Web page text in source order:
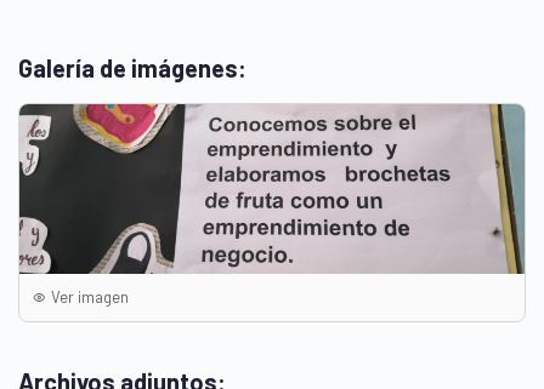
Galería de imágenes:
Ver imagen
Archivos adjuntos: